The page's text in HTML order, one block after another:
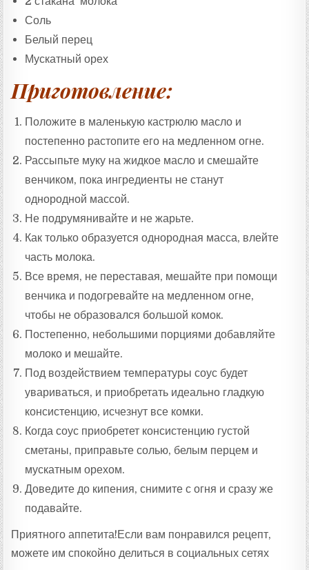
Соль
Белый перец
Мускатный орех
Приготовление:
Положите в маленькую кастрюлю масло и
постепенно растопите его на медленном огне.
Рассыпьте муку на жидкое масло и смешайте
венчиком, пока ингредиенты не станут
однородной массой.
Не подрумянивайте и не жарьте.
Как только образуется однородная масса, влейте
часть молока.
Все время, не переставая, мешайте при помощи
венчика и подогревайте на медленном огне,
чтобы не образовался большой комок.
Постепенно, небольшими порциями добавляйте
молоко и мешайте.
Под воздействием температуры соус будет
увариваться, и приобретать идеально гладкую
консистенцию, исчезнут все комки.
Когда соус приобретет консистенцию густой
сметаны, приправьте солью, белым перцем и
мускатным орехом.
Доведите до кипения, снимите с огня и сразу же
подавайте.
Приятного аппетита!Если вам понравился рецепт,
можете им спокойно делиться в социальных сетях